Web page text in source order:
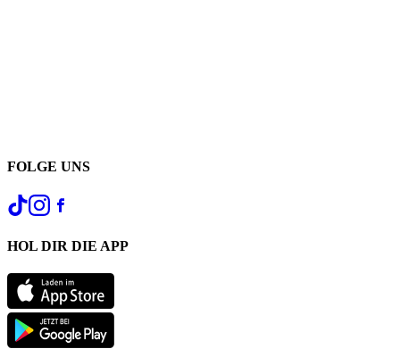
FOLGE UNS
HOL DIR DIE APP